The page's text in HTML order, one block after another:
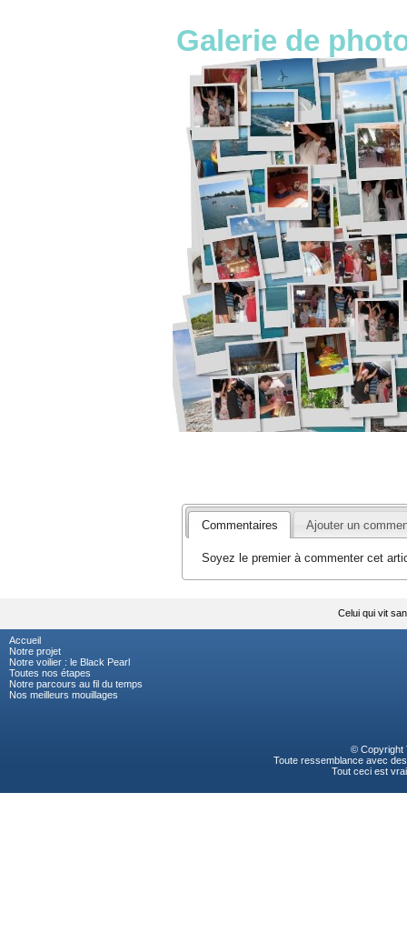
Galerie de
Commentaires Ajouter un
Soyez le premier à commenter cet
Celui qui vit
Accueil
Notre projet
Notre voilier : le Black Pearl
Toutes nos étapes
Notre parcours au fil du temps
Nos meilleurs mouillages
© Copyright
Toute ressemblance avec
Tout ceci est